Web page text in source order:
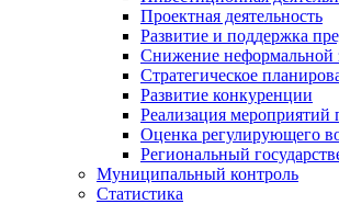
Проектная деятельность
Развитие и поддержка
Снижение неформальной
Стратегическое
Развитие конкуренции
Реализация
Оценка регулирующего
Региональный
Муниципальный контроль
Статистика